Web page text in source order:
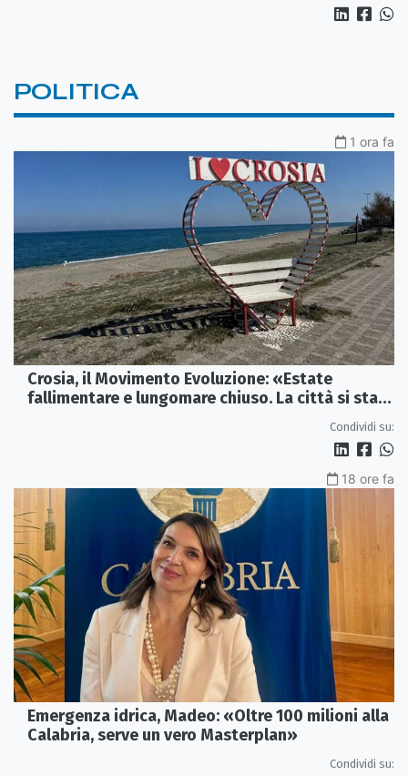
POLITICA
1 ora fa
Crosia, il Movimento Evoluzione: «Estate
fallimentare e lungomare chiuso. La città si sta
Condividi su:
18 ore fa
Emergenza idrica, Madeo: «Oltre 100 milioni alla
Calabria, serve un vero Masterplan»
Condividi su: